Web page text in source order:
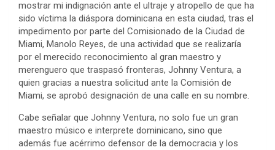
mostrar mi indignación ante el ultraje y atropello de que ha
sido víctima la diáspora dominicana en esta ciudad, tras el
impedimento por parte del Comisionado de la Ciudad de
Miami, Manolo Reyes, de una actividad que se realizaría
por el merecido reconocimiento al gran maestro y
merenguero que traspasó fronteras, Johnny Ventura, a
quien gracias a nuestra solicitud ante la Comisión de
Miami, se aprobó designación de una calle en su nombre.
Cabe señalar que Johnny Ventura, no solo fue un gran
maestro músico e interprete dominicano, sino que
además fue acérrimo defensor de la democracia y los